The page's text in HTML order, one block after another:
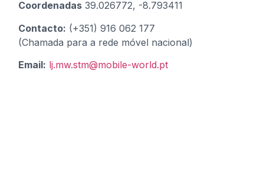
Coordenadas 39.026772, -8.793411
Contacto: (+351) 916 062 177
(Chamada para a rede móvel nacional)
Email: lj.mw.stm@mobile-world.pt